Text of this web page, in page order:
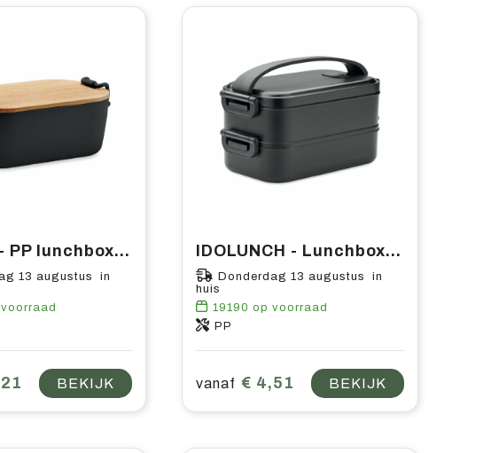
LEKKER - PP lunchbox 700ml
13 augustus in
BEKIJK
IDOLUNCH - Lunchbox van PP
Donderdag 13 augustus in
huis
19190 op voorraad
PP
vanaf € 4,51 BEKIJK